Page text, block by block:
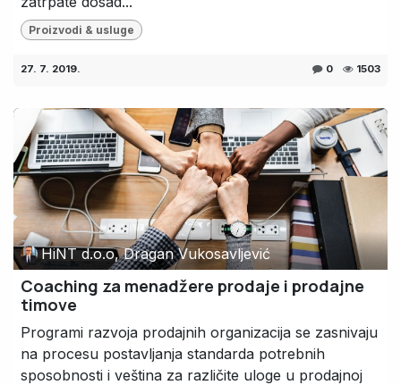
Proizvodi & usluge
27. 7. 2019. 0 1503
HiNT d.o.o, Dragan Vukosavljević
Coaching za menadžere prodaje i prodajne
timove
Programi razvoja prodajnih organizacija se zasnivaju
na procesu postavljanja standarda potrebnih
sposobnosti i veština za različite uloge u prodajnoj